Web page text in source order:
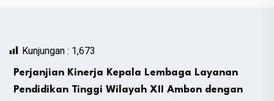
Kunjungan : 1,673
Perjanjian Kinerja Kepala Lembaga Layanan
Pendidikan Tinggi Wilayah XII Ambon dengan